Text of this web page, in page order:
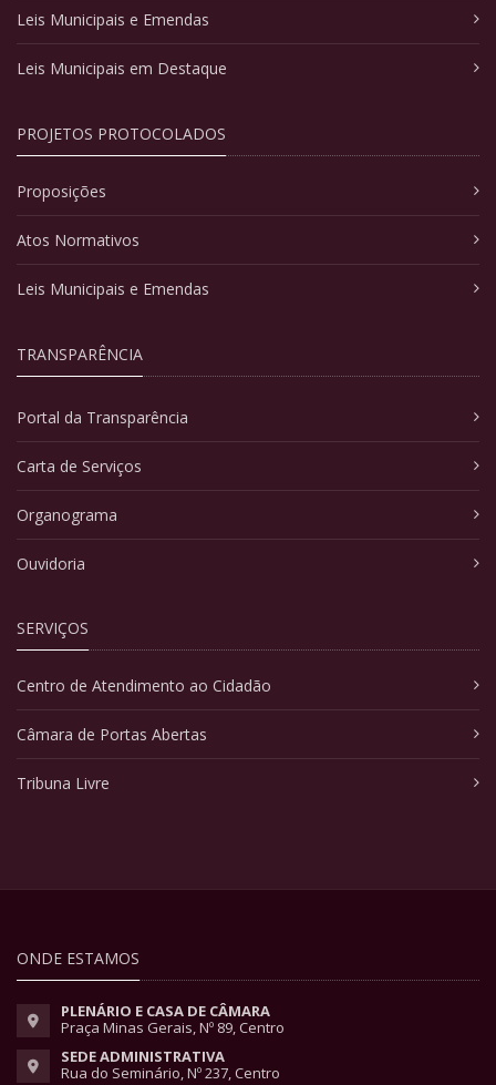
Leis Municipais e Emendas
Leis Municipais em Destaque
PROJETOS PROTOCOLADOS
Proposições
Atos Normativos
Leis Municipais e Emendas
TRANSPARÊNCIA
Portal da Transparência
Carta de Serviços
Organograma
Ouvidoria
SERVIÇOS
Centro de Atendimento ao Cidadão
Câmara de Portas Abertas
Tribuna Livre
ONDE ESTAMOS
PLENÁRIO E CASA DE CÂMARA
Praça Minas Gerais, Nº 89, Centro
SEDE ADMINISTRATIVA
Rua do Seminário, Nº 237, Centro